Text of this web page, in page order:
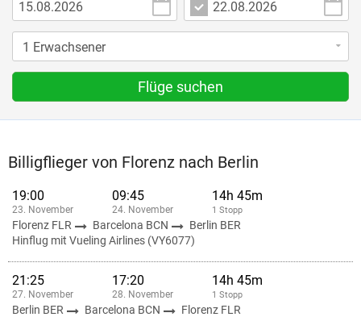
Flüge suchen
Billigflieger von Florenz nach Berlin
19:00
23. November
09:45
24. November
14h 45m
1 Stopp
Florenz FLR Barcelona BCN
Berlin BER
Hinflug mit Vueling Airlines (VY6077)
21:25
27. November
17:20
28. November
14h 45m
1 Stopp
Berlin BER Barcelona BCN
Florenz FLR